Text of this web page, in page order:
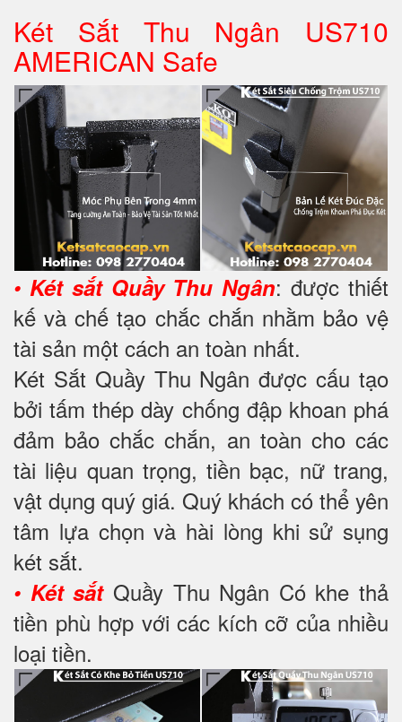
Két Sắt Thu Ngân US710
AMERICAN Safe
• Két sắt Quầy Thu Ngân: được thiết
kế và chế tạo chắc chắn nhằm bảo vệ
tài sản một cách an toàn nhất.
Két Sắt Quầy Thu Ngân được cấu tạo
bởi tấm thép dày chống đập khoan phá
đảm bảo chắc chắn, an toàn cho các
tài liệu quan trọng, tiền bạc, nữ trang,
vật dụng quý giá. Quý khách có thể yên
tâm lựa chọn và hài lòng khi sử sụng
két sắt.
• Két sắt Quầy Thu Ngân Có khe thả
tiền phù hợp với các kích cỡ của nhiều
loại tiền.